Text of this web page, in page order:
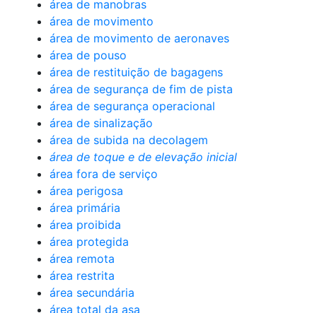
área de manobras
área de movimento
área de movimento de aeronaves
área de pouso
área de restituição de bagagens
área de segurança de fim de pista
área de segurança operacional
área de sinalização
área de subida na decolagem
área de toque e de elevação inicial
área fora de serviço
área perigosa
área primária
área proibida
área protegida
área remota
área restrita
área secundária
área total da asa